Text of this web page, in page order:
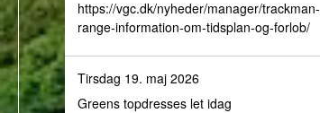
https://vgc.dk/nyheder/manager/trackman-
range-information-om-tidsplan-og-forlob/
Tirsdag 19. maj 2026
Greens topdresses let idag